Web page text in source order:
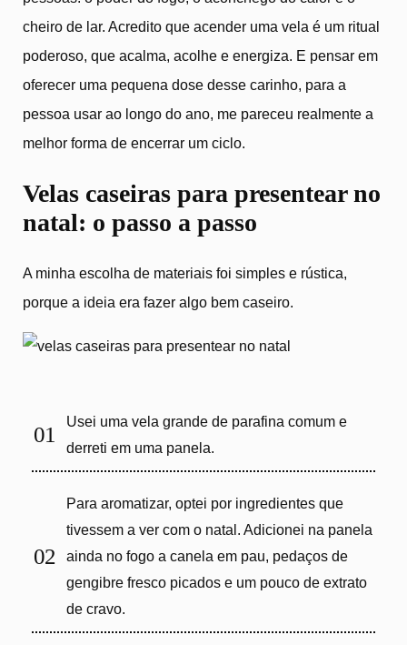
cheiro de lar. Acredito que acender uma vela é um ritual
poderoso, que acalma, acolhe e energiza. E pensar em
oferecer uma pequena dose desse carinho, para a
pessoa usar ao longo do ano, me pareceu realmente a
melhor forma de encerrar um ciclo.
Velas caseiras para presentear no
natal: o passo a passo
A minha escolha de materiais foi simples e rústica,
porque a ideia era fazer algo bem caseiro.
Usei uma vela grande de parafina comum e
derreti em uma panela.
Para aromatizar, optei por ingredientes que
tivessem a ver com o natal. Adicionei na panela
ainda no fogo a canela em pau, pedaços de
gengibre fresco picados e um pouco de extrato
de cravo.